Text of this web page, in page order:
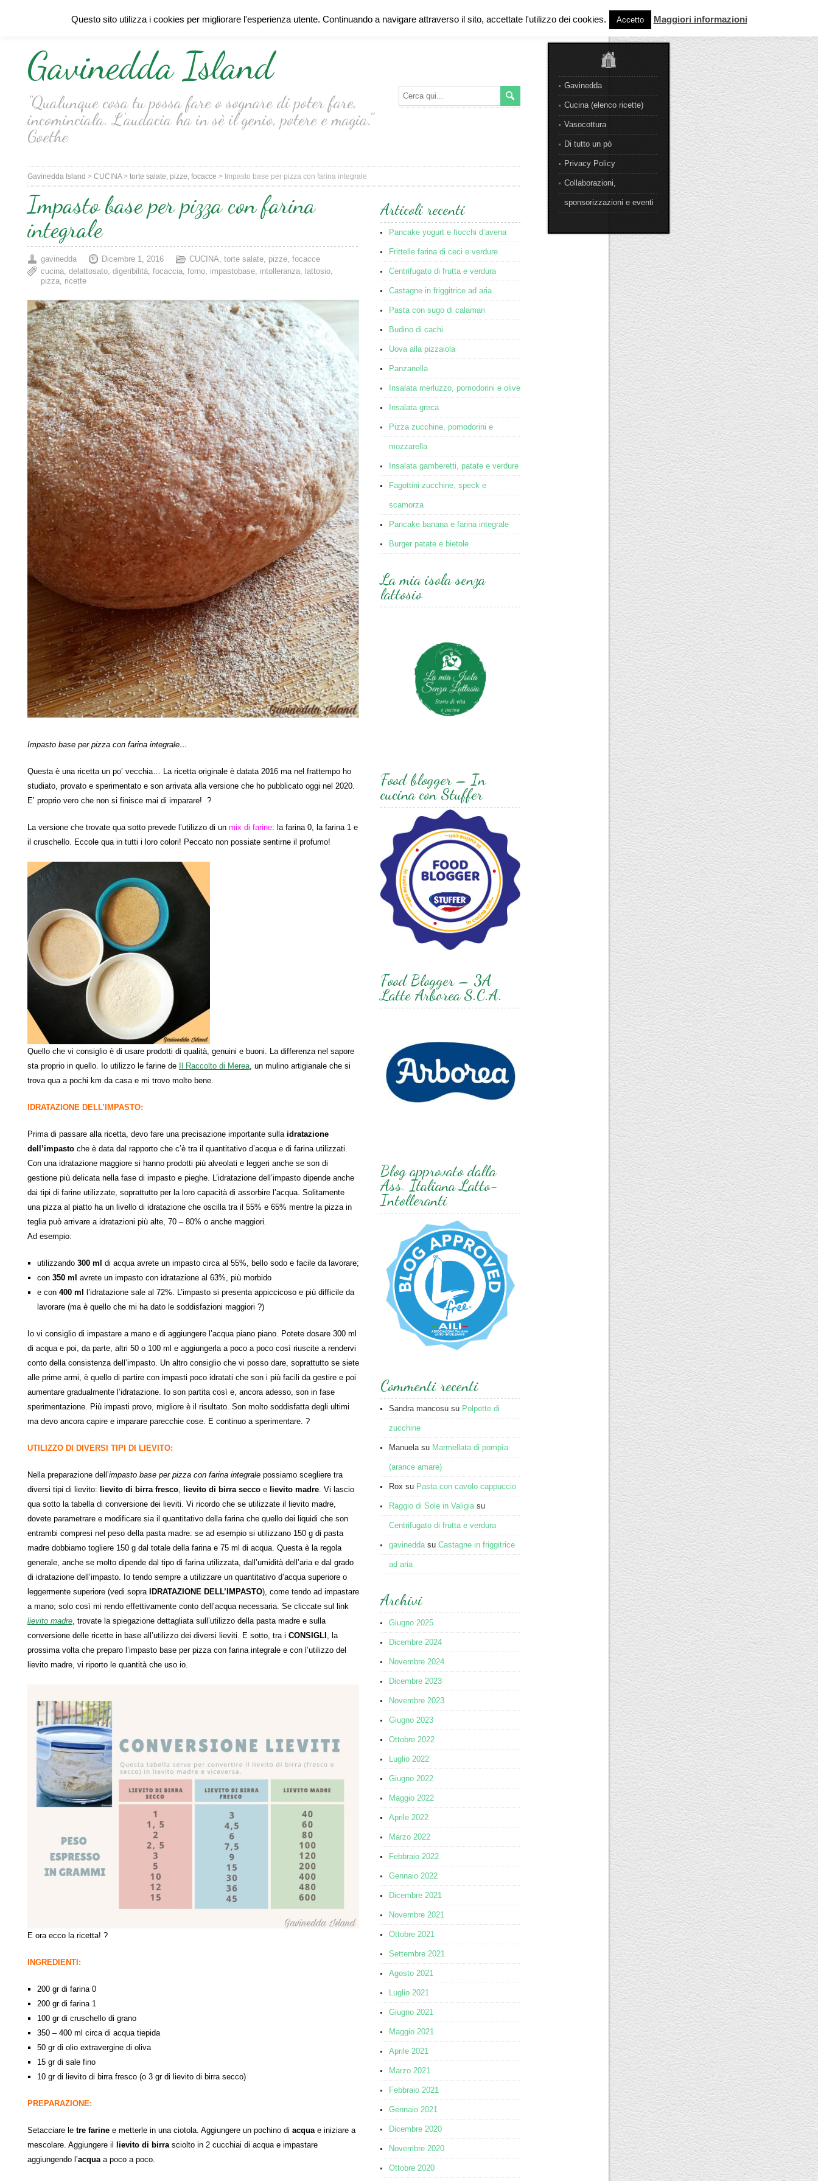
Gavinedda Island
"Qualunque cosa tu possa fare o sognare di poter fare,
incominciala. L'audacia ha in sè il genio, potere e magia."
Goethe
Gavinedda
Cucina (elenco ricette)
Vasocottura
Di tutto un pò
Privacy Policy
Collaborazioni,
sponsorizzazioni e eventi
Gavinedda Island > CUCINA> torte salate, pizze, focacce > Impasto base per pizza con farina integrale
Impasto base per pizza con farina
integrale
gavinedda Dicembre 1, 2016 CUCINA, torte salate, pizze, focacce
cucina, delattosato, digeribilità, focaccia, forno, impastobase, intolleranza, lattosio,
pizza, ricette
Impasto base per pizza con farina integrale…
Questa è una ricetta un po’ vecchia… La ricetta originale è datata 2016 ma nel frattempo ho
studiato, provato e sperimentato e son arrivata alla versione che ho pubblicato oggi nel 2020.
E’ proprio vero che non si finisce mai di imparare! ?
La versione che trovate qua sotto prevede l’utilizzo di un mix di farine: la farina 0, la farina 1 e
il cruschello. Eccole qua in tutti i loro colori! Peccato non possiate sentirne il profumo!
Quello che vi consiglio è di usare prodotti di qualità, genuini e buoni. La differenza nel sapore
sta proprio in quello. Io utilizzo le farine de Il Raccolto di Merea , un mulino artigianale che si
trova qua a pochi km da casa e mi trovo molto bene.
IDRATAZIONE DELL’IMPASTO:
Prima di passare alla ricetta, devo fare una precisazione importante sulla idratazione
dell’impasto che è data dal rapporto che c’è tra il quantitativo d’acqua e di farina utilizzati.
Con una idratazione maggiore si hanno prodotti più alveolati e leggeri anche se son di
gestione più delicata nella fase di impasto e pieghe. L’idratazione dell’impasto dipende anche
dai tipi di farine utilizzate, soprattutto per la loro capacità di assorbire l’acqua. Solitamente
una pizza al piatto ha un livello di idratazione che oscilla tra il 55% e 65% mentre la pizza in
teglia può arrivare a idratazioni più alte, 70 – 80% o anche maggiori.
Ad esempio:
utilizzando 300 ml di acqua avrete un impasto circa al 55%, bello sodo e facile da lavorare;
con 350 ml avrete un impasto con idratazione al 63%, più morbido
e con 400 ml l’idratazione sale al 72%. L’impasto si presenta appiccicoso e più difficile da
lavorare (ma è quello che mi ha dato le soddisfazioni maggiori ?)
Io vi consiglio di impastare a mano e di aggiungere l’acqua piano piano. Potete dosare 300 ml
di acqua e poi, da parte, altri 50 o 100 ml e aggiungerla a poco a poco così riuscite a rendervi
conto della consistenza dell’impasto. Un altro consiglio che vi posso dare, soprattutto se siete
alle prime armi, è quello di partire con impasti poco idratati che son i più facili da gestire e poi
aumentare gradualmente l’idratazione. Io son partita così e, ancora adesso, son in fase
sperimentazione. Più impasti provo, migliore è il risultato. Son molto soddisfatta degli ultimi
ma devo ancora capire e imparare parecchie cose. E continuo a sperimentare. ?
UTILIZZO DI DIVERSI TIPI DI LIEVITO:
Nella preparazione dell’impasto base per pizza con farina integrale possiamo scegliere tra
diversi tipi di lievito: lievito di birra fresco lievito di birra secco e lievito madre . Vi lascio
qua sotto la tabella di conversione dei lieviti. Vi ricordo che se utilizzate il lievito madre,
dovete parametrare e modificare sia il quantitativo della farina che quello dei liquidi che son
entrambi compresi nel peso della pasta madre: se ad esempio si utilizzano 150 g di pasta
madre dobbiamo togliere 150 g dal totale della farina e 75 ml di acqua. Questa è la regola
generale, anche se molto dipende dal tipo di farina utilizzata, dall’umidità dell’aria e dal grado
di idratazione dell’impasto. Io tendo sempre a utilizzare un quantitativo d’acqua superiore o
leggermente superiore (vedi sopra IDRATAZIONE DELL’IMPASTO), come tendo ad impastare
a mano; solo così mi rendo effettivamente conto dell’acqua necessaria. Se cliccate sul link
lievito madre , trovate la spiegazione dettagliata sull’utilizzo della pasta madre e sulla
conversione delle ricette in base all’utilizzo dei diversi lieviti. E sotto, tra i CONSIGLI , la
prossima volta che preparo l’impasto base per pizza con farina integrale e con l’utilizzo del
lievito madre, vi riporto le quantità che uso io.
E ora ecco la ricetta! ?
INGREDIENTI:
200 gr di farina 0
200 gr di farina 1
100 gr di cruschello di grano
350 – 400 ml circa di acqua tiepida
50 gr di olio extravergine di oliva
15 gr di sale fino
10 gr di lievito di birra fresco (o 3 gr di lievito di birra secco)
PREPARAZIONE:
Setacciare le tre farine e metterle in una ciotola. Aggiungere un pochino di acquae iniziare a
mescolare. Aggiungere il
lievito di birrasciolto in 2 cucchiai di acqua e impastare
aggiungendo l’acquaa poco a poco.
Articoli recenti
Pancake yogurt e fiocchi d’avena
Frittelle farina di ceci e verdure
Centrifugato di frutta e verdura
Castagne in friggitrice ad aria
Pasta con sugo di calamari
Budino di cachi
Uova alla pizzaiola
Panzanella
Insalata merluzzo, pomodorini e olive
Insalata greca
Pizza zucchine, pomodorini e
mozzarella
Insalata gamberetti, patate e verdure
Fagottini zucchine, speck e
scamorza
Pancake banana e farina integrale
Burger patate e bietole
La mia isola senza
lattosio
Food blogger – In
cucina con Stuffer
Food Blogger – 3A
Latte Arborea S.C.A.
Blog approvato dalla
Ass. Italiana Latto-
Intolleranti
Commenti recenti
Sandra mancosu su Polpette di
zucchine
Manuelasu Marmellata di pompìa
(arance amare)
Rox su Pasta con cavolo cappuccio
Raggio di Sole in Valigiasu
Centrifugato di frutta e verdura
gavineddasu Castagne in friggitrice
ad aria
Archivi
Giugno 2025
Dicembre 2024
Novembre 2024
Dicembre 2023
Novembre 2023
Giugno 2023
Ottobre 2022
Luglio 2022
Giugno 2022
Maggio 2022
Aprile 2022
Marzo 2022
Febbraio 2022
Gennaio 2022
Dicembre 2021
Novembre 2021
Ottobre 2021
Settembre 2021
Agosto 2021
Luglio 2021
Giugno 2021
Maggio 2021
Aprile 2021
Marzo 2021
Febbraio 2021
Gennaio 2021
Dicembre 2020
Novembre 2020
Ottobre 2020
Questo sito utilizza i cookies per migliorare l'esperienza utente. Continuando a navigare attraverso il sito, accettate l'utilizzo dei cookies. Accetto Maggiori informazioni